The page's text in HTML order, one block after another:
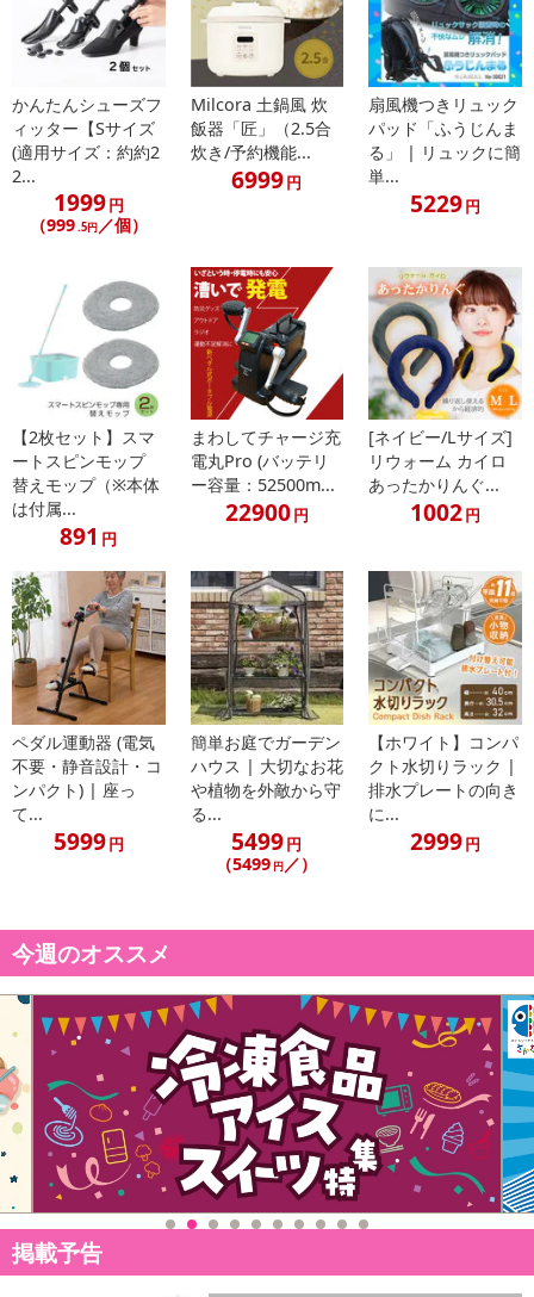
かんたんシューズフ
ィッター【Sサイズ
(適用サイズ：約約2
2...
1999円
（999 .5円／個）
Milcora 土鍋風 炊
飯器「匠」（2.5合
炊き/予約機能...
6999円
扇風機つきリュック
パッド「ふうじんま
る」 | リュックに簡
単...
5229円
【2枚セット】スマ
ートスピンモップ
替えモップ（※本体
は付属...
891 円
まわしてチャージ充
電丸Pro (バッテリ
ー容量：52500m...
22900円
[ネイビー/Lサイズ]
リウォーム カイロ
あったかりんぐ...
1002円
ペダル運動器 (電気
不要・静音設計・コ
ンパクト) | 座っ
て...
5999円
簡単お庭でガーデン
ハウス | 大切なお花
や植物を外敵から守
る...
5499円
（5499 円／）
【ホワイト】コンパ
クト水切りラック |
排水プレートの向き
に...
2999円
今週のオススメ
掲載予告